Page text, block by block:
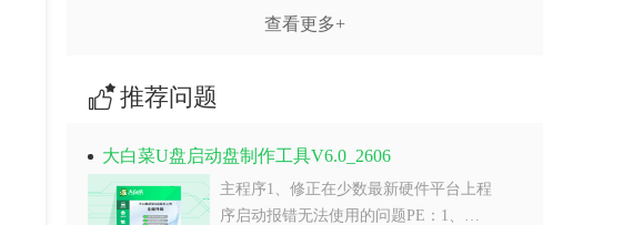
查看更多+
推荐问题
大白菜U盘启动盘制作工具V6.0_2606
主程序1、修正在少数最新硬件平台上程
序启动报错无法使用的问题PE：1、…